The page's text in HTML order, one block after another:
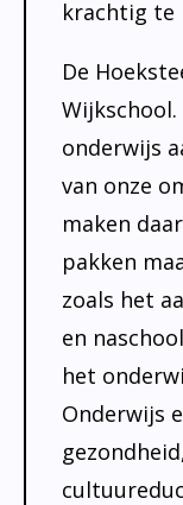
krachtig te
De
onderwijs
van onze
maken
pakken
zoals het
en
het
Onderwijs